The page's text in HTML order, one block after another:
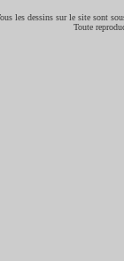
les dessins sur le site sont
Toute